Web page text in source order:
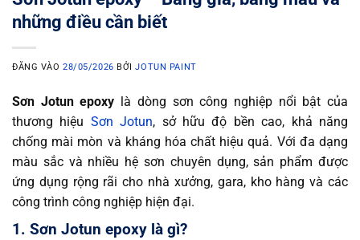
những điều cần biết
ĐĂNG VÀO28/05/2026 BỞIJOTUN PAINT
Sơn Jotun epoxy là dòng sơn công nghiệp nổi bật của
thương hiệu Sơn Jotun, sở hữu độ bền cao, khả năng
chống mài mòn và kháng hóa chất hiệu quả. Với đa dạng
màu sắc và nhiều hệ sơn chuyên dụng, sản phẩm được
ứng dụng rộng rãi cho nhà xưởng, gara, kho hàng và các
công trình công nghiệp hiện đại.
1. Sơn Jotun epoxy là gì?